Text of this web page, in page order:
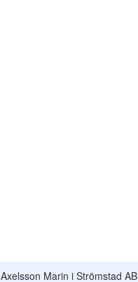
Axelsson Marin i Strömstad AB